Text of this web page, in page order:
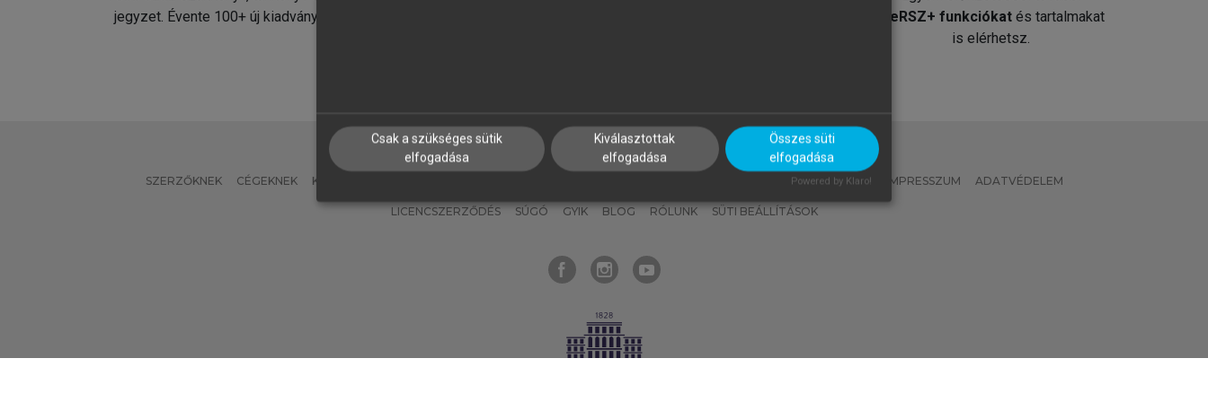
jegyzet. Évente 100+ új kiadvány.
MeRSZ+ funkciókat és tartalmakat
is elérhetsz.
SZERZŐKNEK CÉGEKNEK KÖNYVTÁROSOKNAK MI – ÁLTALÁNOS IRÁNYELVEK IMPRESSZUM ADATVÉDELEM
LICENCSZERZŐDÉS SÚGÓ GYIK BLOG RÓLUNK SÜTI BEÁLLÍTÁSOK
Csak a szükséges sütik
elfogadása
Kiválasztottak
elfogadása
Összes süti
elfogadása
Powered by Klaro!